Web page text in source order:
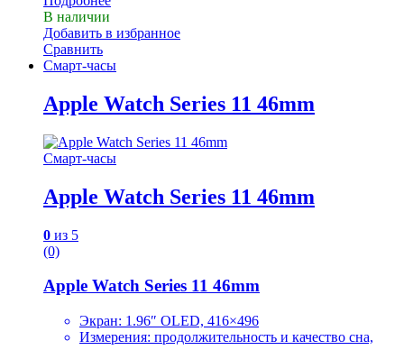
В наличии
Добавить в избранное
Сравнить
Смарт-часы
Apple Watch Series 11 46mm
Смарт-часы
Apple Watch Series 11 46mm
0 из 5
(0)
Apple Watch Series 11 46mm
Экран: 1.96″ OLED, 416×496
Измерения: продолжительность и качество сна,